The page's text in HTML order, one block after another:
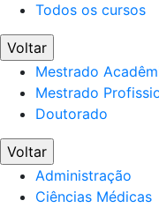
Todos os cursos
Voltar
Mestrado
Mestrado
Doutorado
Voltar
Administração
Ciências Médicas